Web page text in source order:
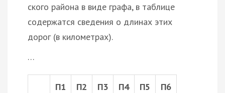
ского района в виде графа, в таблице
содержатся сведения о длинах этих
дорог (в километрах).
…
П1 П2 П3 П4 П5 П6